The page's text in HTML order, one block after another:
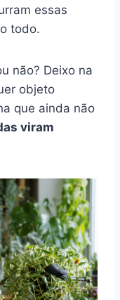
essas
todo.
não? Deixo na
objeto
que ainda não
viram